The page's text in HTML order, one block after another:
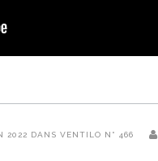
2022 DANS VENTILO N° 466